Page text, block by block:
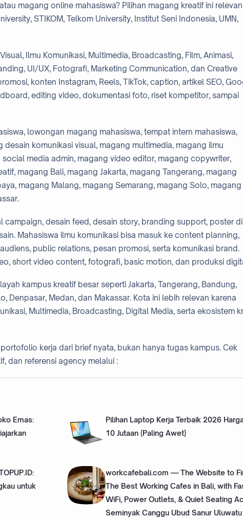
magang online mahasiswa? Pilihan magang kreatif ini relevan
STIKOM, Telkom University, Institut Seni Indonesia, UMN,
Ilmu Komunikasi, Multimedia, Broadcasting, Film, Animasi,
UI/UX, Fotografi, Marketing Communication, dan Creative
konten Instagram, Reels, TikTok, caption, artikel SEO,
editing video, dokumentasi foto, riset kompetitor, sampai
lowongan magang mahasiswa, tempat intern mahasiswa,
komunikasi visual, magang multimedia, magang ilmu
media admin, magang video editor, magang copywriter,
magang Bali, magang Jakarta, magang Tangerang, magang
magang Malang, magang Semarang, magang Solo, magang
campaign, desain feed, desain story, branding support, poster
Mahasiswa ilmu komunikasi bisa masuk ke content planning,
public relations, pesan promosi, serta komunikasi brand.
short video content, fotografi, basic motion, dan produksi
kampus kreatif besar seperti Jakarta, Tangerang, Bandung,
Denpasar, Medan, dan Makassar. Kota ini lebih relevan karena
Multimedia, Broadcasting, Digital Media, serta ekosistem
kerja dari brief nyata, bukan hanya tugas kampus. Cek
dan referensi agency melalui :
Emas:
Pilihan Laptop Kerja Terbaik 2026
10 Jutaan (Paling Awet)
untuk
workcafebali.com — The Website to
The Best Working Cafes in Bali, with
WiFi, Power Outlets, & Quiet Seating
Seminyak Canggu Ubud Sanur